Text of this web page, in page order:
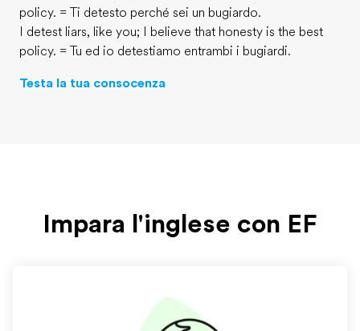
policy. = Ti detesto perché sei un bugiardo.
I detest liars, like you; I believe that honesty is the best
policy. = Tu ed io detestiamo entrambi i bugiardi.
Testa la tua consocenza
Impara l'inglese con EF